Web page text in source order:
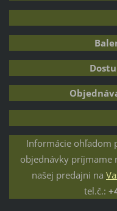
Informácie ohľadom
objednávky príjmame
našej predajni na
tel.č.: